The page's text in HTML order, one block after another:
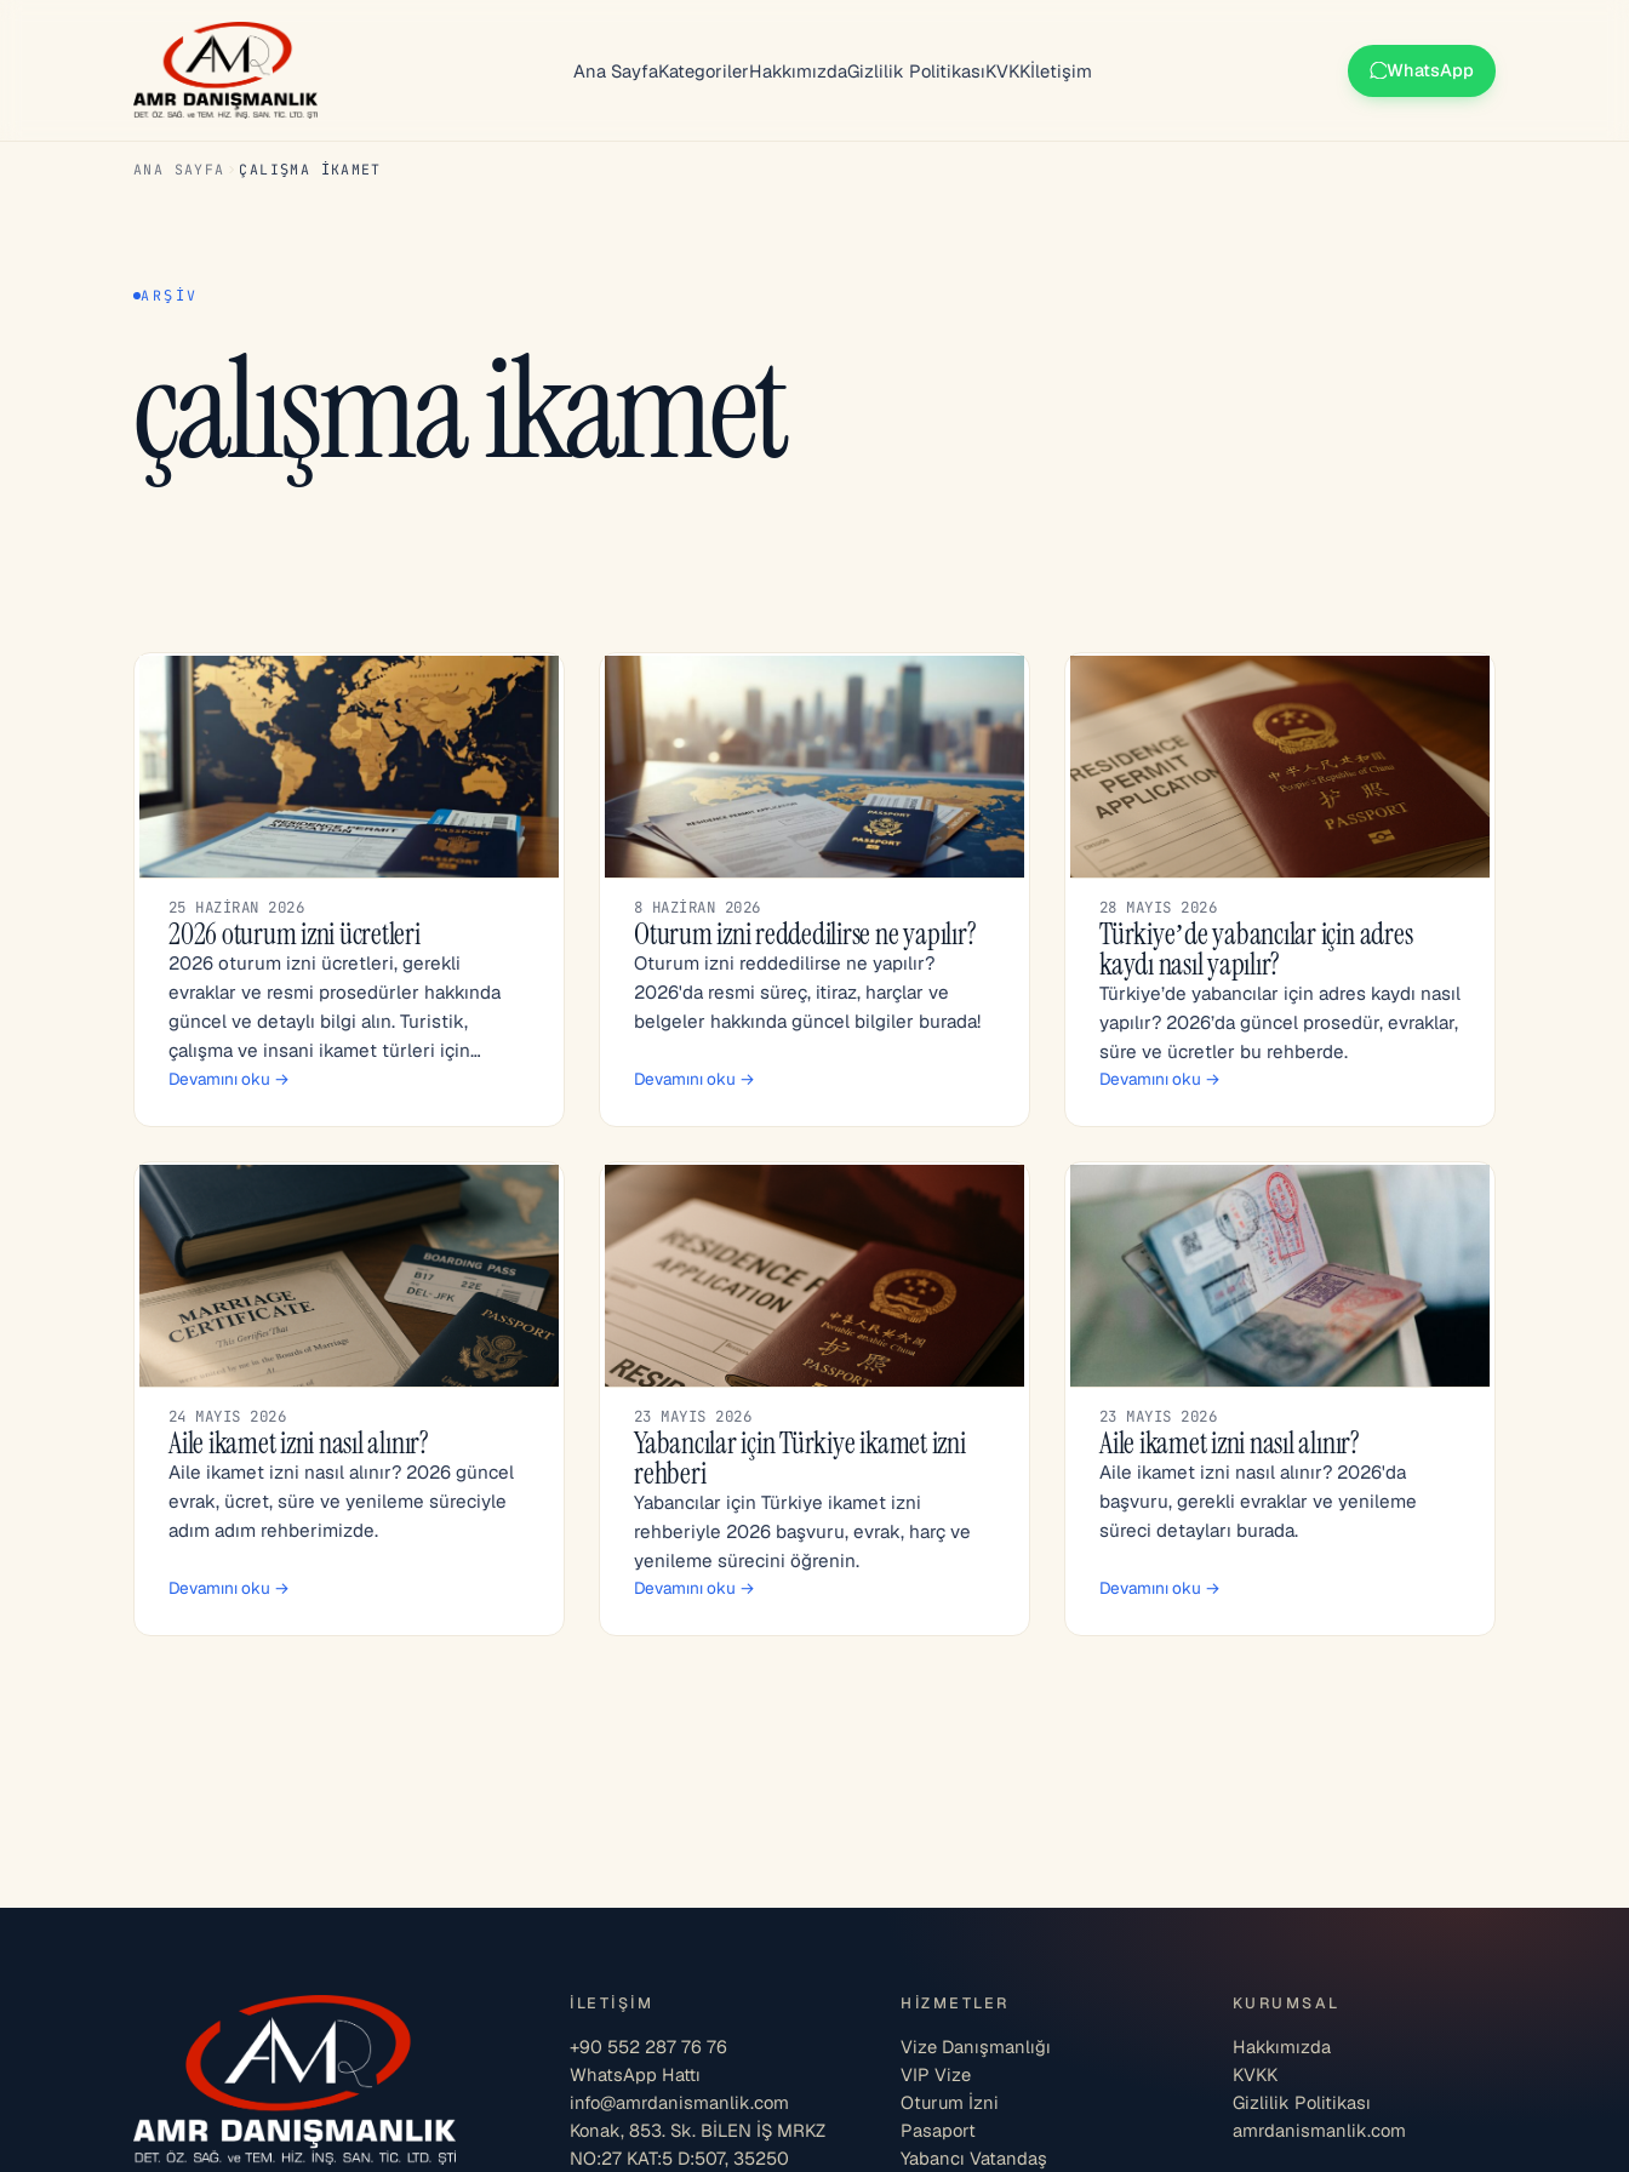
Ana SayfaKategorilerHakkımızdaGizlilik PolitikasıKVKKİletişim WhatsApp
ANA SAYFA ÇALIŞMA IKAMET
ARŞIV
çalışma ikamet
25 HAZIRAN 2026
2026 oturum izni ücretleri
2026 oturum izni ücretleri, gerekli
evraklar ve resmi prosedürler hakkında
güncel ve detaylı bilgi alın. Turistik,
çalışma ve insani ikamet türleri için…
Devamını oku →
8 HAZIRAN 2026
Oturum izni reddedilirse ne yapılır?
Oturum izni reddedilirse ne yapılır?
2026'da resmi süreç, itiraz, harçlar ve
belgeler hakkında güncel bilgiler burada!
Devamını oku →
28 MAYIS 2026
Türkiye’de yabancılar için adres
kaydı nasıl yapılır?
Türkiye’de yabancılar için adres kaydı nasıl
yapılır? 2026’da güncel prosedür, evraklar,
süre ve ücretler bu rehberde.
Devamını oku →
24 MAYIS 2026
Aile ikamet izni nasıl alınır?
Aile ikamet izni nasıl alınır? 2026 güncel
evrak, ücret, süre ve yenileme süreciyle
adım adım rehberimizde.
Devamını oku →
23 MAYIS 2026
Yabancılar için Türkiye ikamet izni
rehberi
Yabancılar için Türkiye ikamet izni
rehberiyle 2026 başvuru, evrak, harç ve
yenileme sürecini öğrenin.
Devamını oku →
23 MAYIS 2026
Aile ikamet izni nasıl alınır?
Aile ikamet izni nasıl alınır? 2026'da
başvuru, gerekli evraklar ve yenileme
süreci detayları burada.
Devamını oku →
İLETIŞIM
+90 552 287 76 76
WhatsApp Hattı
info@amrdanismanlik.com
Konak, 853. Sk. BİLEN İŞ MRKZ
NO:27 KAT:5 D:507, 35250
HIZMETLER
Vize Danışmanlığı
VIP Vize
Oturum İzni
Pasaport
Yabancı Vatandaş
KURUMSAL
Hakkımızda
KVKK
Gizlilik Politikası
amrdanismanlik.com